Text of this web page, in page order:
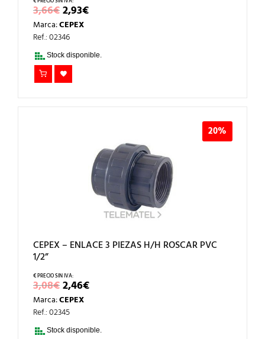
3,66€EL
PRECIO
ORIGINAL
ERA:
3,66€.
2,93€EL
PRECIO
2,93€.
Marca:CEPEX
Ref.: 02346
Stock disponible.
20%
CEPEX – ENLACE 3 PIEZAS H/H ROSCAR PVC
1/2”
3,08€EL
PRECIO
ORIGINAL
ERA:
3,08€.
2,46€EL
PRECIO
2,46€.
Marca:CEPEX
Ref.: 02345
Stock disponible.